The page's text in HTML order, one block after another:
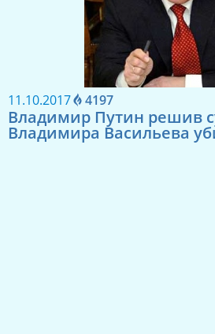
11.10.2017 4197
Владимир Путин решив
Владимира Васильева